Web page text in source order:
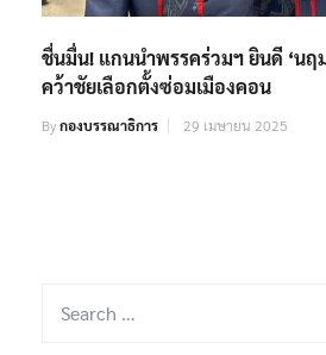
ชื่นมื่น! แกนนำพรรคร่วมฯ ยินดี ‘นฤม
คว้าชัยเลือกตั้งซ่อมเมืองคอน
Byกองบรรณาธิการ 29 เมษายน 2025